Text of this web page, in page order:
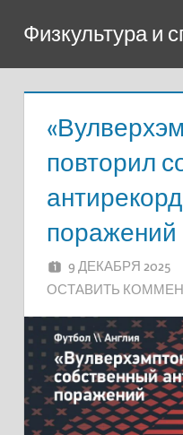
содержимому
Физкультура и
повторил
поражений
9 ДЕКАБРЯ 2025
ОСТАВИТЬ